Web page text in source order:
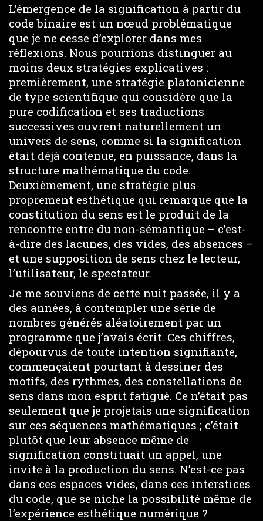
L’émergence de la signification à partir du
code binaire est un nœud problématique
que je ne cesse d’explorer dans mes
réflexions. Nous pourrions distinguer au
moins deux stratégies explicatives :
premièrement, une stratégie platonicienne
de type scientifique qui considère que la
pure codification et ses traductions
successives ouvrent naturellement un
univers de sens, comme si la signification
était déjà contenue, en puissance, dans la
structure mathématique du code.
Deuxièmement, une stratégie plus
proprement esthétique qui remarque que la
constitution du sens est le produit de la
rencontre entre du non-sémantique – c’est-
à-dire des lacunes, des vides, des absences –
et une supposition de sens chez le lecteur,
l’utilisateur, le spectateur.
Je me souviens de cette nuit passée, il y a
des années, à contempler une série de
nombres générés aléatoirement par un
programme que j’avais écrit. Ces chiffres,
dépourvus de toute intention signifiante,
commençaient pourtant à dessiner des
motifs, des rythmes, des constellations de
sens dans mon esprit fatigué. Ce n’était pas
seulement que je projetais une signification
sur ces séquences mathématiques ; c’était
plutôt que leur absence même de
signification constituait un appel, une
invite à la production du sens. N’est-ce pas
dans ces espaces vides, dans ces interstices
du code, que se niche la possibilité même de
l’expérience esthétique numérique ?